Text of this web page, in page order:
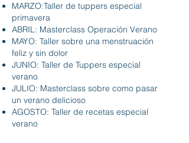
MARZO:Taller de tuppers especial
primavera
ABRIL: Masterclass Operación Verano
MAYO: Taller sobre una menstruación
feliz y sin dolor
JUNIO: Taller de Tuppers especial
verano
JULIO: Masterclass sobre como pasar
un verano delicioso
AGOSTO: Taller de recetas especial
verano